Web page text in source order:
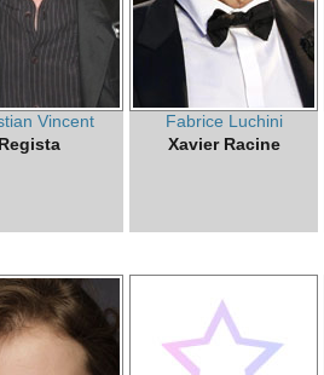
Vincent
Regista
Fabrice Luchini
Xavier Racine